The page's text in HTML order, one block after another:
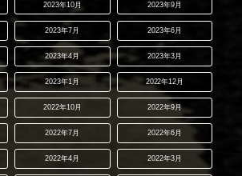
2023年10月 2023年9月
2023年7月 2023年6月
2023年4月 2023年3月
2023年1月 2022年12月
2022年10月 2022年9月
2022年7月 2022年6月
2022年4月 2022年3月